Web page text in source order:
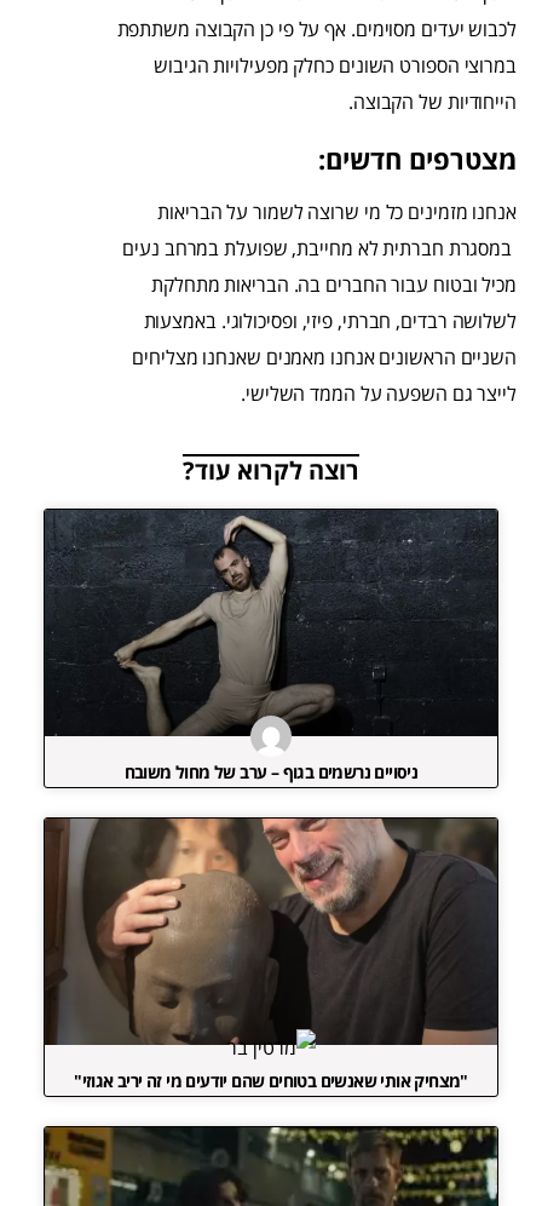
לכבוש יעדים מסוימים. אף על פי כן הקבוצה משתתפת
במרוצי הספורט השונים כחלק מפעילויות הגיבוש
הייחודיות של הקבוצה.
מצטרפים חדשים:
אנחנו מזמינים כל מי שרוצה לשמור על הבריאות
במסגרת חברתית לא מחייבת, שפועלת במרחב נעים
מכיל ובטוח עבור החברים בה. הבריאות מתחלקת
לשלושה רבדים, חברתי, פיזי, ופסיכולוגי. באמצעות
השניים הראשונים אנחנו מאמנים שאנחנו מצליחים
לייצר גם השפעה על הממד השלישי.
רוצה לקרוא עוד?
ניסויים נרשמים בגוף – ערב של מחול משובח
"מצחיק אותי שאנשים בטוחים שהם יודעים מי זה יריב אגוזי"